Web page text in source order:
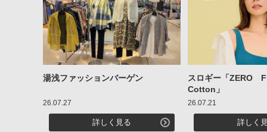
湯浅ファッションバーゲン
26.07.27
詳しく見る
スロギー「ZERO
Cotton」
26.07.21
詳しく